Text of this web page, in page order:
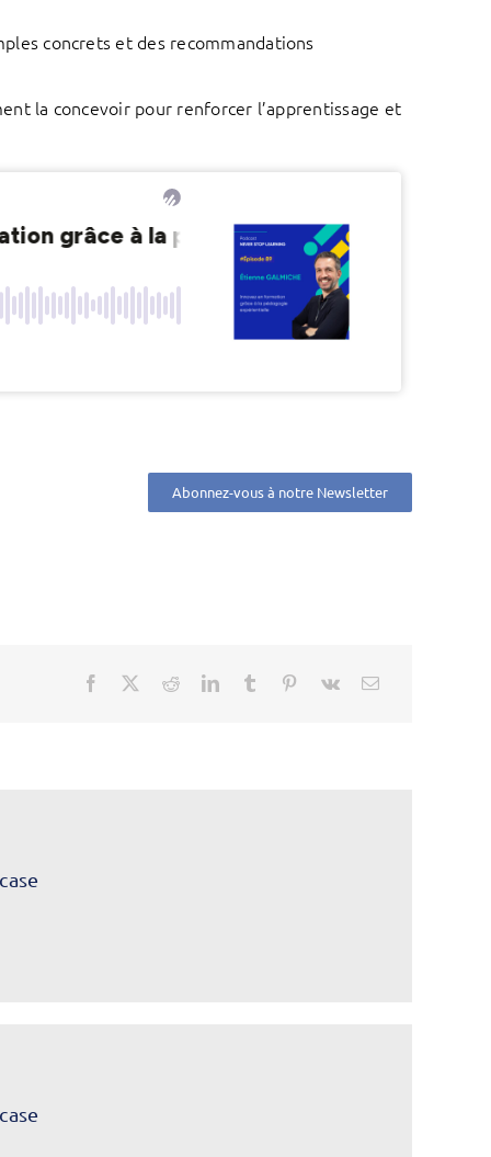
concrets et des recommandations
la concevoir pour renforcer l’apprentissage et
Abonnez-vous à notre Newsletter